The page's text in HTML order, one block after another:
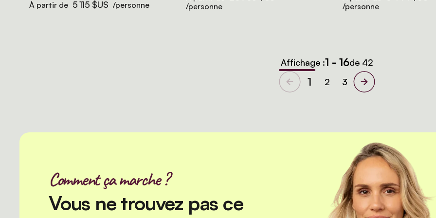
À partir de 5 115 $US /personne /personne /personne
Affichage :1 - 16de 42
1 2 3
Comment ça marche ?
Vous ne trouvez pas ce